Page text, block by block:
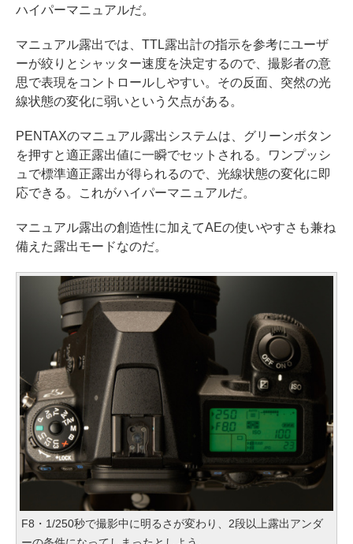
ハイパーマニュアルだ。
マニュアル露出では、TTL露出計の指示を参考にユーザ
ーが絞りとシャッター速度を決定するので、撮影者の意
思で表現をコントロールしやすい。その反面、突然の光
線状態の変化に弱いという欠点がある。
PENTAXのマニュアル露出システムは、グリーンボタン
を押すと適正露出値に一瞬でセットされる。ワンプッシ
ュで標準適正露出が得られるので、光線状態の変化に即
応できる。これがハイパーマニュアルだ。
マニュアル露出の創造性に加えてAEの使いやすさも兼ね
備えた露出モードなのだ。
F8・1/250秒で撮影中に明るさが変わり、2段以上露出アンダ